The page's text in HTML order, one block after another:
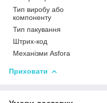
Тип виробу або
компоненту
Тип пакування
Штрих-код
Механізми Asfora
Приховати